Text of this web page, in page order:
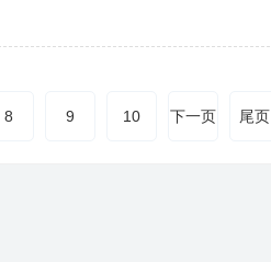
8 9 10 下一页 尾页